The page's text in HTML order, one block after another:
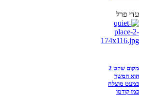
עדי פרל
מקום שקט 2
הוא המשך
כמעט מוצלח
כמו קודמו